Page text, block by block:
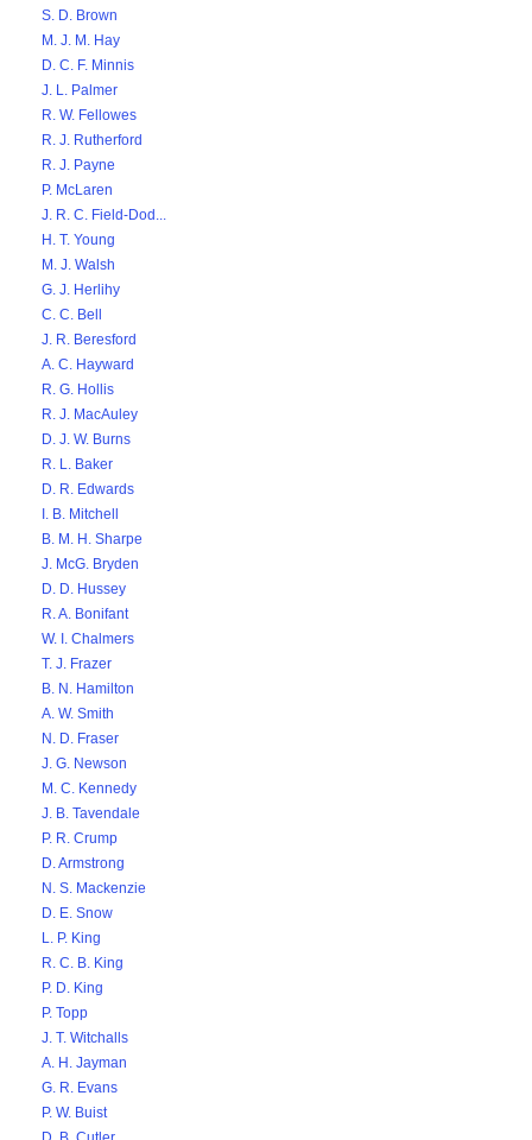
S. D. Brown
M. J. M. Hay
D. C. F. Minnis
J. L. Palmer
R. W. Fellowes
R. J. Rutherford
R. J. Payne
P. McLaren
J. R. C. Field-Dod...
H. T. Young
M. J. Walsh
G. J. Herlihy
C. C. Bell
J. R. Beresford
A. C. Hayward
R. G. Hollis
R. J. MacAuley
D. J. W. Burns
R. L. Baker
D. R. Edwards
I. B. Mitchell
B. M. H. Sharpe
J. McG. Bryden
D. D. Hussey
R. A. Bonifant
W. I. Chalmers
T. J. Frazer
B. N. Hamilton
A. W. Smith
N. D. Fraser
J. G. Newson
M. C. Kennedy
J. B. Tavendale
P. R. Crump
D. Armstrong
N. S. Mackenzie
D. E. Snow
L. P. King
R. C. B. King
P. D. King
P. Topp
J. T. Witchalls
A. H. Jayman
G. R. Evans
P. W. Buist